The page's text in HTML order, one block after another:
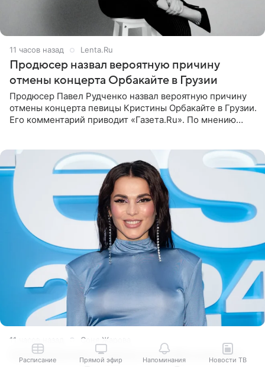
11 часов назад Lenta.Ru
Продюсер назвал вероятную причину
отмены концерта Орбакайте в Грузии
Продюсер Павел Рудченко назвал вероятную причину
отмены концерта певицы Кристины Орбакайте в Грузии.
Его комментарий приводит «Газета.Ru». По мнению
11 часов назад Соня Жарова
Сати Казанову осудили за необычное имя
Расписание Прямой эфир Напоминания Новости ТВ